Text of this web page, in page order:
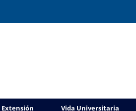
Extensión Vida Universitaria
de la UAEM